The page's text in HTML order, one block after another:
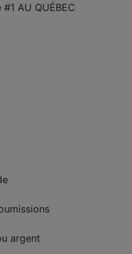
AU QUÉBEC
argent